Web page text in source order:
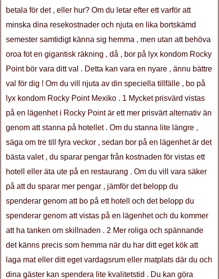
betala för det , eller hur? Om du letar efter ett varför att
minska dina resekostnader och njuta en lika bortskämd
semester samtidigt känna sig hemma , men utan att behöva
oroa fot en gigantisk räkning , då , bor på lyx kondom Rocky
Point bör vara ditt val . Detta kan vara en nyare , ännu bättre
val för dig ! Om du vill njuta av din speciella tillfälle , bo på
lyx kondom Rocky Point Mexiko . 1 Mycket prisvärd vistas
på en lägenhet i Rocky Point är ett mer prisvärt alternativ än
genom att stanna på hotellet . Om du stanna lite längre ,
säga om tre till fyra veckor , sedan bor på en lägenhet är det
bästa valet , du sparar pengar från kostnaden för vistas ett
hotell eller äta ute på en restaurang . Om du vill vara säker
på att du sparar mer pengar , jämför det belopp du
spenderar genom att bo på ett hotell och det belopp du
spenderar genom att vistas på en lägenhet och du kommer
att ha tanken om skillnaden . 2 Mer roliga och spännande
det känns precis som hemma när du har ditt eget kök att
laga mat eller ditt eget vardagsrum eller matplats där du och
dina gäster kan spendera lite kvalitetstid . Du kan göra